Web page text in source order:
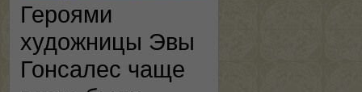
Героями
художницы Эвы
Гонсалес чаще